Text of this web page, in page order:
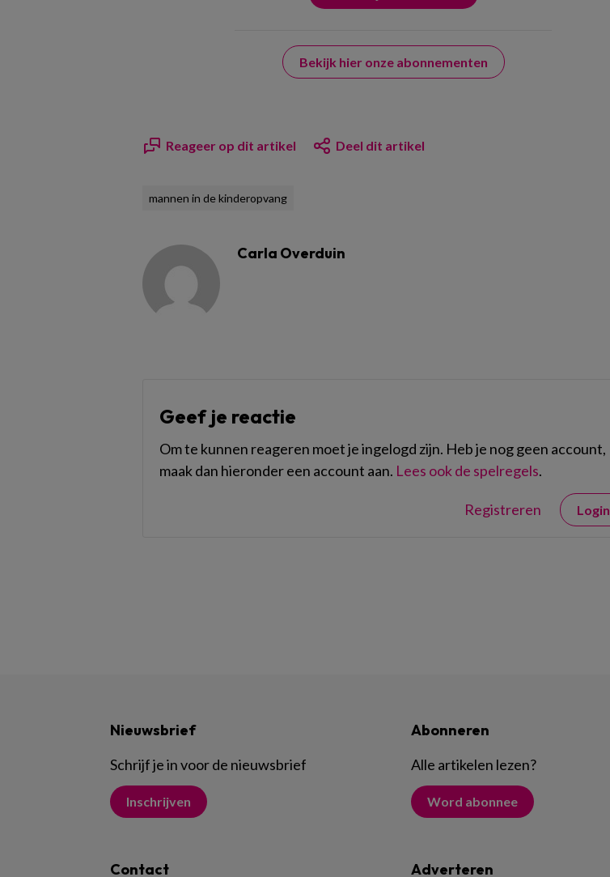
Bekijk hier onze abonnementen
Reageer op dit artikel Deel dit artikel
mannen in de kinderopvang
Carla Overduin
Geef je reactie
Om te kunnen reageren moet je ingelogd zijn. Heb je nog geen account,
maak dan hieronder een account aan. Lees ook de spelregels.
Registreren Login
Nieuwsbrief
Schrijf je in voor de nieuwsbrief
Inschrijven
Abonneren
Alle artikelen lezen?
Word abonnee
Contact Adverteren